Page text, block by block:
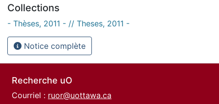
Collections
- Thèses, 2011 - // Theses, 2011 -
Notice complète
Recherche uO
Courriel : ruor@uottawa.ca